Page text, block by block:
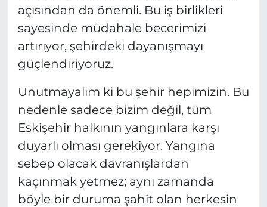
açısından da önemli. Bu iş birlikleri
sayesinde müdahale becerimizi
artırıyor, şehirdeki dayanışmayı
güçlendiriyoruz.
Unutmayalım ki bu şehir hepimizin. Bu
nedenle sadece bizim değil, tüm
Eskişehir halkının yangınlara karşı
duyarlı olması gerekiyor. Yangına
sebep olacak davranışlardan
kaçınmak yetmez; aynı zamanda
böyle bir duruma şahit olan herkesin